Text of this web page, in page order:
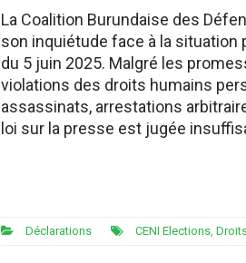
La Coalition Burundaise des
son inquiétude face à la situation
du 5 juin 2025. Malgré les
violations des droits humains
assassinats, arrestations
loi sur la presse est jugée
Déclarations CENI Elections